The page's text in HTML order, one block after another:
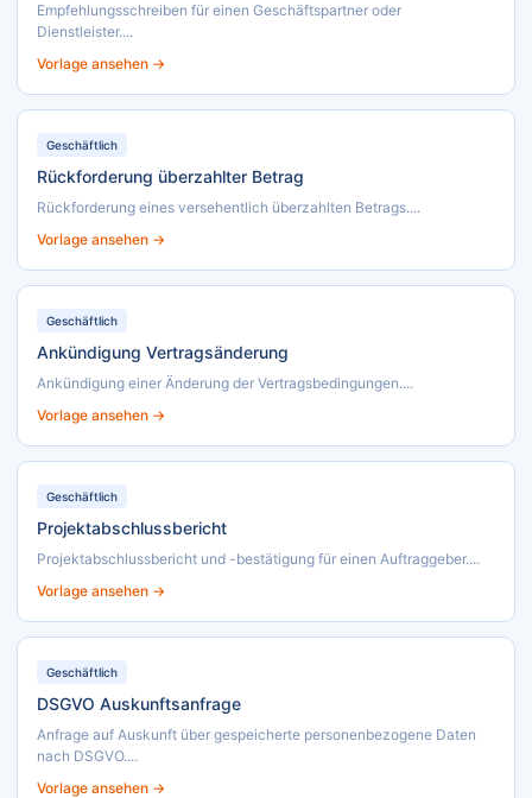
Empfehlungsschreiben für einen Geschäftspartner oder
Dienstleister....
Vorlage ansehen →
Geschäftlich
Rückforderung überzahlter Betrag
Rückforderung eines versehentlich überzahlten Betrags....
Vorlage ansehen →
Geschäftlich
Ankündigung Vertragsänderung
Ankündigung einer Änderung der Vertragsbedingungen....
Vorlage ansehen →
Geschäftlich
Projektabschlussbericht
Projektabschlussbericht und -bestätigung für einen Auftraggeber....
Vorlage ansehen →
Geschäftlich
DSGVO Auskunftsanfrage
Anfrage auf Auskunft über gespeicherte personenbezogene Daten
nach DSGVO....
Vorlage ansehen →